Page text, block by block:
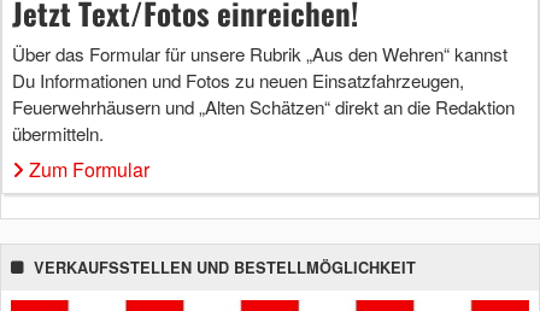
Jetzt Text/Fotos einreichen!
Über das Formular für unsere Rubrik „Aus den Wehren“ kannst
Du Informationen und Fotos zu neuen Einsatzfahrzeugen,
Feuerwehrhäusern und „Alten Schätzen“ direkt an die Redaktion
übermitteln.
Zum Formular
VERKAUFSSTELLEN UND BESTELLMÖGLICHKEIT